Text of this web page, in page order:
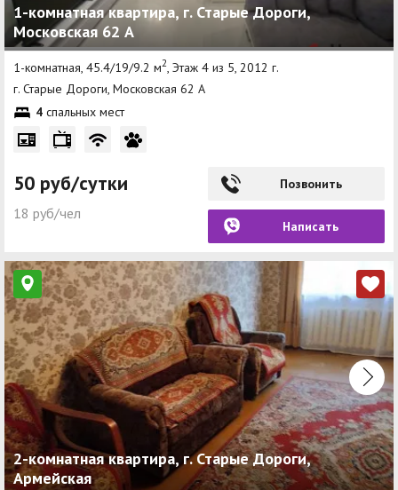
1-комнатная квартира, г. Старые Дороги,
Московская 62 А
1-комнатная, 45.4/19/9.2 м2, Этаж 4 из 5, 2012 г.
г. Старые Дороги, Московская 62 А
4 спальных мест
50 руб/сутки
18 руб/чел
Позвонить
Написать
2-комнатная квартира, г. Старые Дороги,
Армейская